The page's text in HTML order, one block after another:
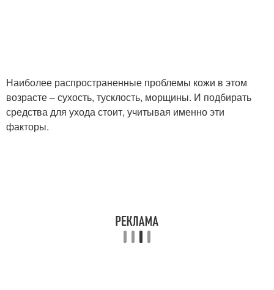
Наиболее распространенные проблемы кожи в этом
возрасте – сухость, тусклость, морщины. И подбирать
средства для ухода стоит, учитывая именно эти
факторы.